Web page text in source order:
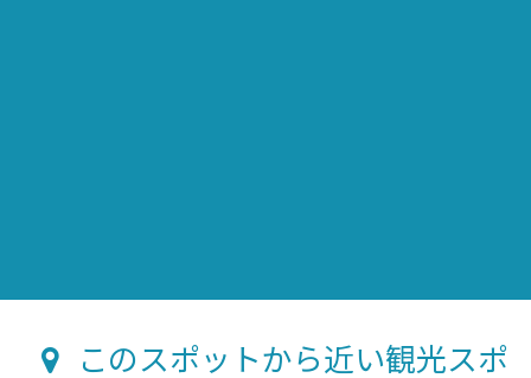
このスポットから近い観光スポ